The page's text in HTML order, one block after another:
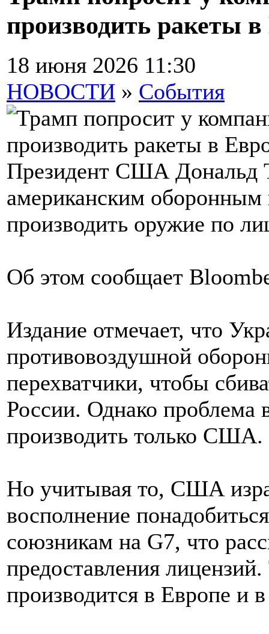
производить ракеты
18 июня 2026 11:30
НОВОСТИ » События
Президент США Дональд
американским оборонным
производить оружие по
Об этом сообщает
Издание отмечает, что
противовоздушной
перехватчики, чтобы
России. Однако проблема
производить только США.
Но учитывая то, США
восполнение
союзникам на G7, что
предоставления
производится в Европе и